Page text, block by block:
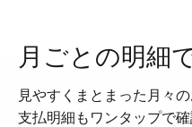
月ごとの明細
見やすくまとまった月々
支払明細もワンタップで確